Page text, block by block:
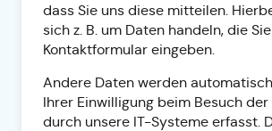
dass Sie uns diese mitteilen.
sich z. B. um Daten handeln, die
Kontaktformular eingeben.
Andere Daten werden
Ihrer Einwilligung beim Besuch
durch unsere IT-Systeme erfasst.